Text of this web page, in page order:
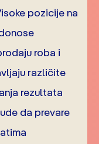
pozicije na
roba i
različite
rezultata
da prevare